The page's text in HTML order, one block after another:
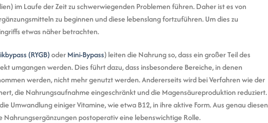
im Laufe der Zeit zu schwerwiegenden Problemen führen. Daher ist es von
zu beginnen und diese lebenslang fortzuführen. Um dies zu
etwas näher betrachten.
(RYGB)oderMini-Bypass) leiten die Nahrung so, dass ein großer Teil des
umgangen werden. Dies führt dazu, dass insbesondere Bereiche, in denen
werden, nicht mehr genutzt werden. Andererseits wird bei Verfahren wie der
die Nahrungsaufnahme eingeschränkt und die Magensäureproduktion reduziert.
Umwandlung einiger Vitamine, wie etwa B12, in ihre aktive Form. Aus genau diesen
postoperativ eine lebenswichtige Rolle.